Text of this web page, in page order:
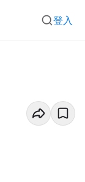
登入